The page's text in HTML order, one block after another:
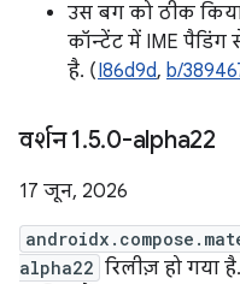
उस बग को ठीक
कॉन्टेंट में IME पैडिंग
है. (I86d9d, b/
वर्शन 1.5.0-alpha22
17 जून, 2026
alpha22 रिलीज़ हो गया